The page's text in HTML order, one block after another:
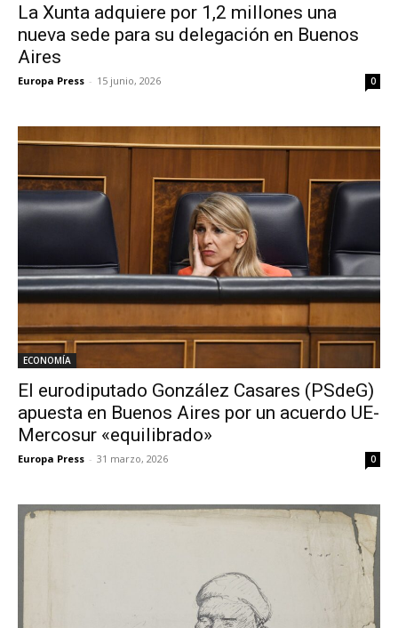
La Xunta adquiere por 1,2 millones una
nueva sede para su delegación en Buenos
Aires
Europa Press - 15 junio, 2026 0
ECONOMÍA
El eurodiputado González Casares (PSdeG)
apuesta en Buenos Aires por un acuerdo UE-
Mercosur «equilibrado»
Europa Press - 31 marzo, 2026 0